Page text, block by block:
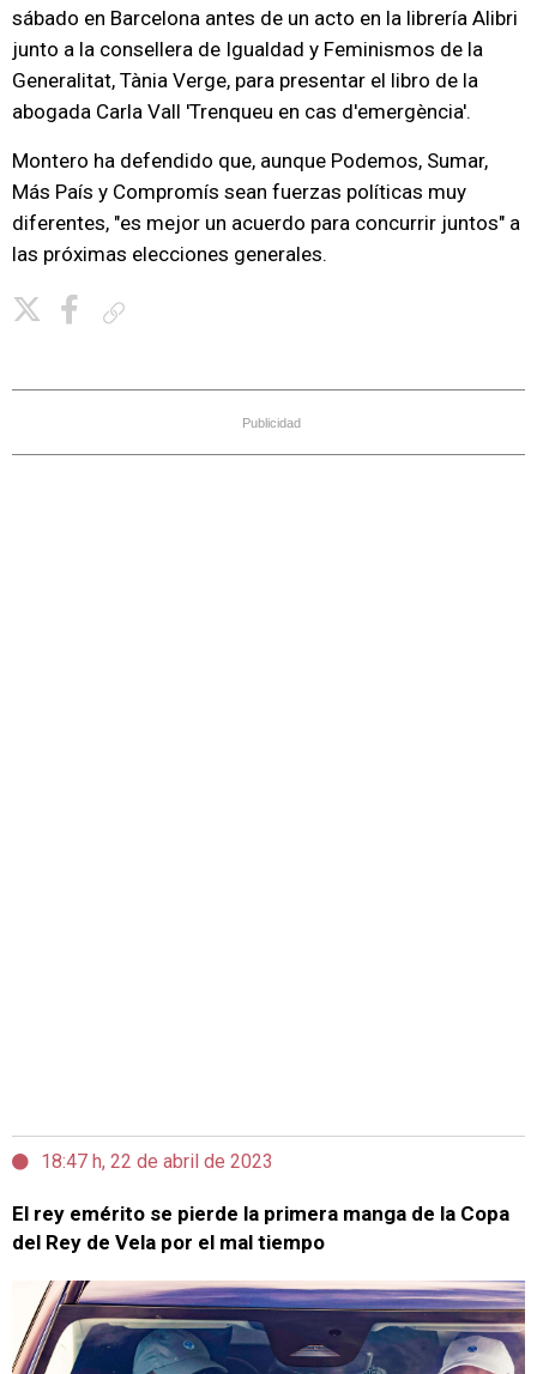
sábado en Barcelona antes de un acto en la librería Alibri
junto a la consellera de Igualdad y Feminismos de la
Generalitat, Tània Verge, para presentar el libro de la
abogada Carla Vall 'Trenqueu en cas d'emergència'.
Montero ha defendido que, aunque Podemos, Sumar,
Más País y Compromís sean fuerzas políticas muy
diferentes, "es mejor un acuerdo para concurrir juntos" a
las próximas elecciones generales.
Publicidad
18:47 h, 22 de abril de 2023
El rey emérito se pierde la primera manga de la Copa
del Rey de Vela por el mal tiempo